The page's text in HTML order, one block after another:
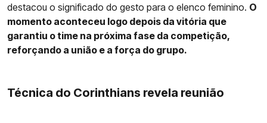
destacou o significado do gesto para o elenco feminino. O
momento aconteceu logo depois da vitória que
garantiu o time na próxima fase da competição,
reforçando a união e a força do grupo.
Técnica do Corinthians revela reunião